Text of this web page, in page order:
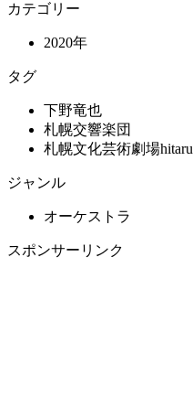
カテゴリー
2020年
タグ
下野竜也
札幌交響楽団
札幌文化芸術劇場hitaru
ジャンル
オーケストラ
スポンサーリンク